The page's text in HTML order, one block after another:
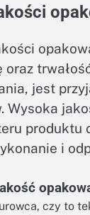
jest
Wysoka
i
czy to